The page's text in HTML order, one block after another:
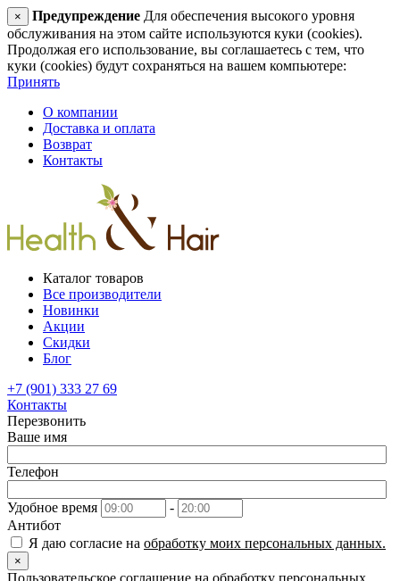
× Предупреждение Для обеспечения высокого уровня
обслуживания на этом сайте используются куки (cookies).
Продолжая его использование, вы соглашаетесь с тем, что
куки (cookies) будут сохраняться на вашем компьютере:
Принять
О компании
Доставка и оплата
Возврат
Контакты
Каталог товаров
Все производители
Новинки
Акции
Скидки
Блог
+7 (901) 333 27 69
Контакты
Перезвонить
Ваше имя
Телефон
Удобное время
-
Антибот
Я даю согласие на обработку моих персональных данных.
×
Пользовательское соглашение на обработку персональных